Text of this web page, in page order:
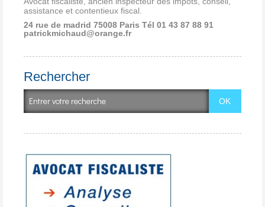
assistance et contentieux fiscal.
24 rue de madrid 75008 Paris Tél 01 43 87 88 91
patrickmichaud@orange.fr
Rechercher